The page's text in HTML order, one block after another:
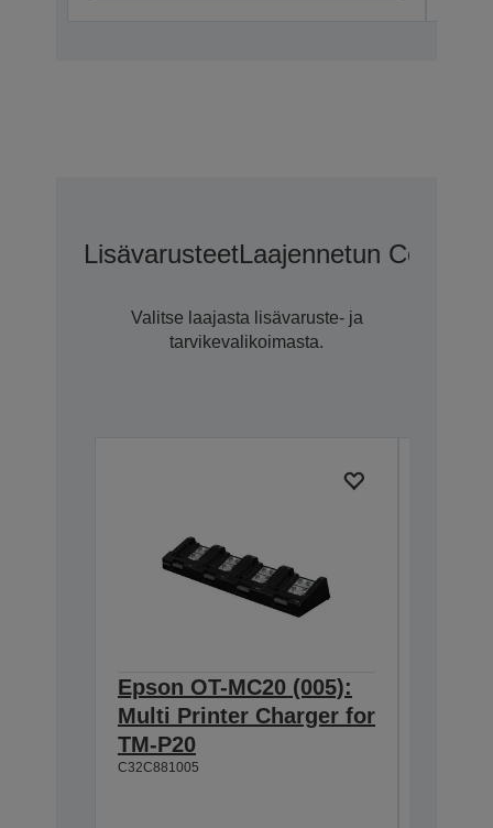
LisävarusteetLaajennetun
Valitse laajasta lisävaruste- ja
tarvikevalikoimasta.
Epson OT-MC20 (005):
Multi Printer Charger for
TM-P20
C32C881005